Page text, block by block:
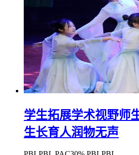
学生拓展学术视野师
生长育人润物无声